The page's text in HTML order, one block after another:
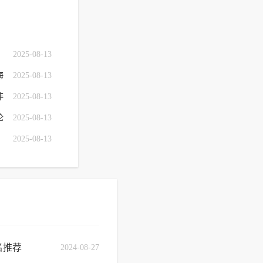
2025-08-13
2025-08-13
2025-08-13
2025-08-13
2025-08-13
2024-08-27
推荐